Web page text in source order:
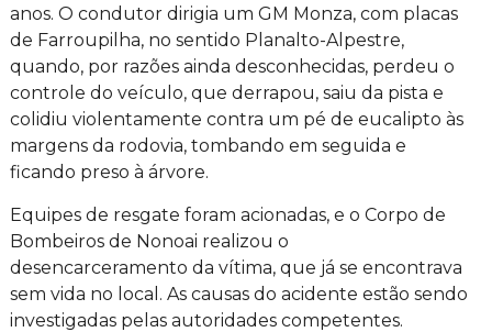
anos. O condutor dirigia um GM Monza, com placas
de Farroupilha, no sentido Planalto-Alpestre,
quando, por razões ainda desconhecidas, perdeu o
controle do veículo, que derrapou, saiu da pista e
colidiu violentamente contra um pé de eucalipto às
margens da rodovia, tombando em seguida e
ficando preso à árvore.
Equipes de resgate foram acionadas, e o Corpo de
Bombeiros de Nonoai realizou o
desencarceramento da vítima, que já se encontrava
sem vida no local. As causas do acidente estão sendo
investigadas pelas autoridades competentes.